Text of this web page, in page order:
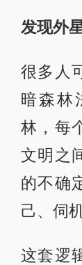
发现外
很多人
暗森林
林，每
文明之
的不确
己、伺
这套逻